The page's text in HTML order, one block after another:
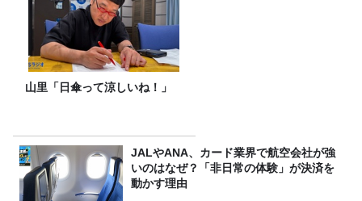
山里「日傘って涼しいね！」
JALやANA、カード業界で航空会社が強
いのはなぜ？「非日常の体験」が決済を
動かす理由